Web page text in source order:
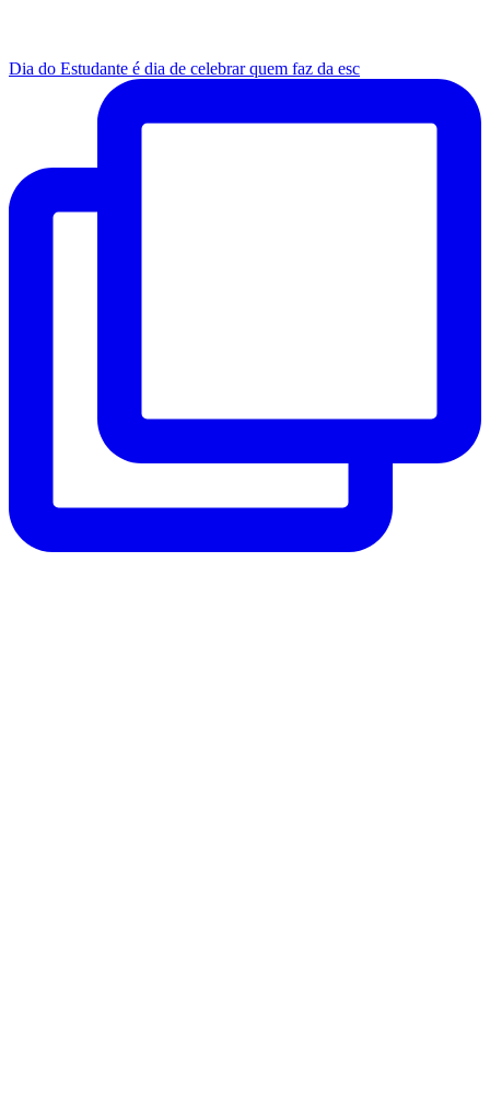
Dia do Estudante é dia de celebrar quem faz da esc